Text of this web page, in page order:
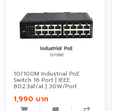
10/100M Industrial PoE
Switch 16 Port | IEEE
802.3af/at | 30W/Port
1,990 บาท